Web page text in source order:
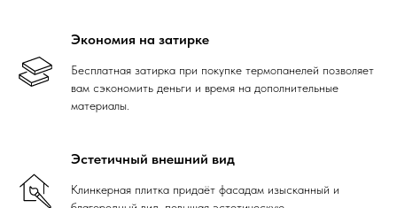
Экономия на затирке
Бесплатная затирка при покупке термопанелей позволяет
вам сэкономить деньги и время на дополнительные
материалы.
Эстетичный внешний вид
Клинкерная плитка придаёт фасадам изысканный и